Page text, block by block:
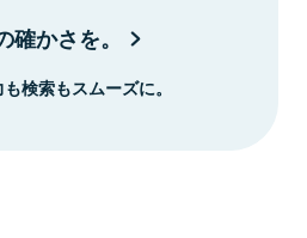
かさを。
検索もスムーズに。